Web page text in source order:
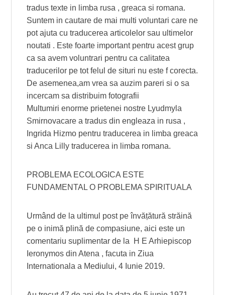
tradus texte in limba rusa , greaca si romana.
Suntem in cautare de mai multi voluntari care ne
pot ajuta cu traducerea articolelor sau ultimelor
noutati . Este foarte important pentru acest grup
ca sa avem voluntrari pentru ca calitatea
traducerilor pe tot felul de situri nu este f corecta.
De asemenea,am vrea sa auzim pareri si o sa
incercam sa distribuim fotografii
Multumiri enorme prietenei nostre Lyudmyla
Smirnovacare a tradus din engleaza in rusa ,
Ingrida Hizmo pentru traducerea in limba greaca
si Anca Lilly traducerea in limba romana.
PROBLEMA ECOLOGICA ESTE
FUNDAMENTAL O PROBLEMA SPIRITUALA
Urmând de la ultimul post pe învățătură străină
pe o inimă plină de compasiune, aici este un
comentariu suplimentar de la H E Arhiepiscop
Ieronymos din Atena , facuta in Ziua
Internationala a Mediului, 4 Iunie 2019.